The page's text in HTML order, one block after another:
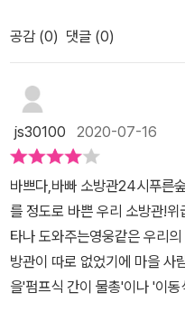
코를 막고 허리를 숙여 재빨
운 보람이 있다. ^^ 이렇게 하
가 많이 걸려와업무가 방해되
생긴다.심심하다고 장난전화
발생하기 전 미리미리 조심하
꼭 기억하기!!!24시간 애쓰시
지어져 불이 나면 순식간에 번
거나 소리를 크게 지르는 게 다
불이 나면 마을 사람들이 모두
하면 지금은 소방관이 있어 우
은데아이들과 책을 통해 소방
은 일에 놀랐어요.안전사고를
련 등아이들이 보기만 해도 너
소방관들은 모두 극복하기 위
보면서 더 생동감 넘치고, 이
니 우리나라의 소방과는 조금
짚어줘서 우리나라의 상황에
공감 (0) 댓글 (0)
js30100 2020-07-16
바쁘다,바빠 소방관24시푸른
를 정도로 바쁜 우리 소방관!
타나 도와주는영웅같은 우리
방관이 따로 없었기에 마을 사
을'펌프식 간이 물총'이나 '이